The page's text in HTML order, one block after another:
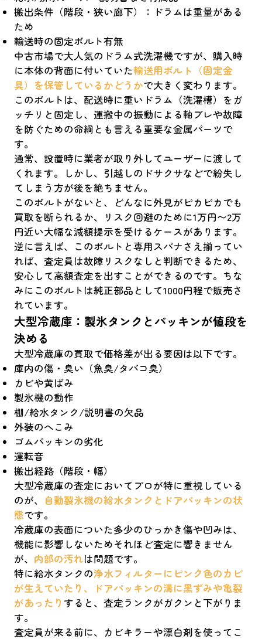
搬出条件（階段・狭い廊下）：ドラムは重量がある
ため
輸送時の固定ボルト有無
中古市場で大人気のドラム式洗濯機ですが、購入時
に本体の背面に付いていた輸送用ボルト（固定金
具）を保管しているかどうかで大きく変わります。
このボルトは、配送時に重いドラム（洗濯槽）をガ
ッチリと固定し、運搬中の振動による軸ブレや故障
を防ぐための命綱とも言える重要な金属パーツで
す。
通常、設置時に業者が取り外してユーザーに渡して
くれます。しかし、引越しのドサクサなどで紛失し
てしまう方が後を絶ちません。
このボルトがないと、どんなに外見がピカピカでも
買取を断られるか、リスク回避のために1万円〜2万
円近い大幅な減額提示を受けるケースがあります。
逆に言えば、このボルトと専用スパナさえ揃ってい
れば、査定員は故障リスクなしと判断できるため、
安心して高額査定を出すことができるのです。ちな
みにこのボルトは純正部品として1000円程で販売さ
れています。
大型冷蔵庫：製氷タンクとパッキンが値段を
決める
大型冷蔵庫の買取で価格差が出る要因は以下です。
庫内の傷・臭い（魚臭/タバコ臭）
カビや黄ばみ
製氷機の動作
棚/給水タンク/説明書の欠品
外装のへこみ
ゴムパッキンの劣化
運転音
搬出経路（階段・幅）
大型冷蔵庫の査定においてプロが特に重視している
のが、
自動製氷機の給水タンクとドアパッキンの状
態です。
冷蔵庫の表面についた多少のひっかき傷や凹みは、
機能に影響しないためそれほど査定に響きません
が、 内部の汚れは問題です。
特に給水タンクの浄水フィルターにピンク色のカビ
が生えていたり、ドアパッキンの溝に黒ずみや亀裂
があったり すると、査定ランクがガクンと下がりま
す。
査定員が来る前に、カビキラーや漂白剤を使ってこ